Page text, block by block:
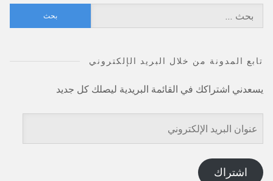
عن:
تابع المدونة من خلال البريد الإلكتروني
يسعدني اشتراكك في القائمة البريدية ليصلك كل جديد
عنوان
البريد
الإلكتروني
اشتراك